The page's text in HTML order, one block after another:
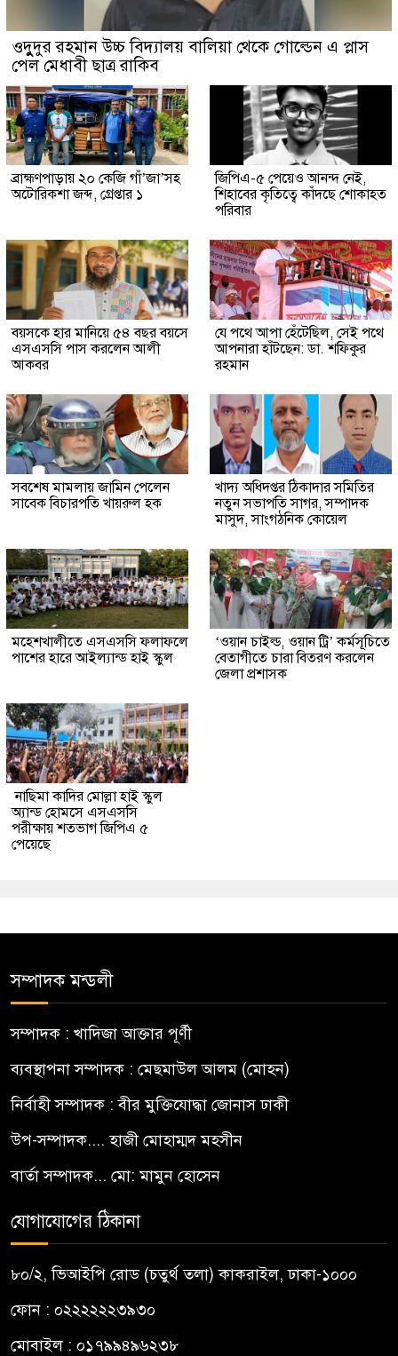
ওদুুদুর রহমান উচ্চ বিদ্যালয় বালিয়া থেকে গোল্ডেন এ প্লাস
পেল মেধাবী ছাত্র রাকিব
ব্রাহ্মণপাড়ায় ২০ কেজি গাঁ’জা’সহ
অটোরিকশা জব্দ, গ্রেপ্তার ১
জিপিএ-৫ পেয়েও আনন্দ নেই,
শিহাবের কৃতিত্বে কাঁদছে শোকাহত
পরিবার
বয়সকে হার মানিয়ে ৫৪ বছর বয়সে
এসএসসি পাস করলেন আলী
আকবর
যে পথে আপা হেঁটেছিল, সেই পথে
আপনারা হাঁটছেন: ডা. শফিকুর
রহমান
সবশেষ মামলায় জামিন পেলেন
সাবেক বিচারপতি খায়রুল হক
খাদ্য অধিদপ্তর ঠিকাদার সমিতির
নতুন সভাপতি সাগর, সম্পাদক
মাসুদ, সাংগঠনিক কোয়েল
মহেশখালীতে এসএসসি ফলাফলে
পাশের হারে আইল্যান্ড হাই স্কুল
‘ওয়ান চাইল্ড, ওয়ান ট্রি’ কর্মসূচিতে
বেতাগীতে চারা বিতরণ করলেন
জেলা প্রশাসক
নাছিমা কাদির মোল্লা হাই স্কুল
অ্যান্ড হোমসে এসএসসি
পরীক্ষায় শতভাগ জিপিএ ৫
পেয়েছে
সম্পাদক মন্ডলী
সম্পাদক : খাদিজা আক্তার পূর্ণী
ব্যবস্থাপনা সম্পাদক : মেছমাউল আলম (মোহন)
নির্বাহী সম্পাদক : বীর মুক্তিযোদ্ধা জোনাস ঢাকী
উপ-সম্পাদক.... হাজী মোহাম্মদ মহসীন
বার্তা সম্পাদক... মো: মামুন হোসেন
যোগাযোগের ঠিকানা
৮০/২, ভিআইপি রোড (চতুর্থ তলা) কাকরাইল, ঢাকা-১০০০
ফোন : ০২২২২২২৩৯৩০
মোবাইল : ০১৭৯৯৪৯৬২৩৮